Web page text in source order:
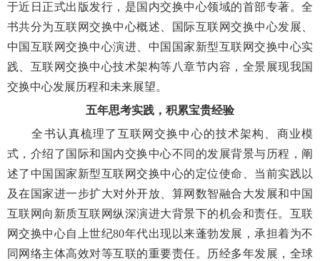
于近日正式出版发行，是国内交换中心领域的首部专著。全
书共分为互联网交换中心概述、国际互联网交换中心发展、
中国互联网交换中心演进、中国国家新型互联网交换中心实
践、互联网交换中心技术架构等八章节内容，全景展现我国
交换中心发展历程和未来展望。
五年思考实践，积累宝贵经验
全书认真梳理了互联网交换中心的技术架构、商业模
式，介绍了国际和国内交换中心不同的发展背景与历程，阐
述了中国国家新型互联网交换中心的定位使命、当前实践以
及在国家进一步扩大对外开放、算网数智融合大发展和中国
互联网向新质互联网纵深演进大背景下的机会和责任。互联
网交换中心自上世纪80年代出现以来蓬勃发展，承担着为不
同网络主体高效对等互联的重要责任。历经多年发展，全球